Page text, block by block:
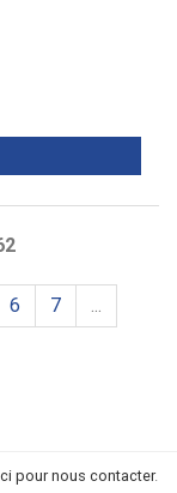
6 7
...
pour nous contacter.